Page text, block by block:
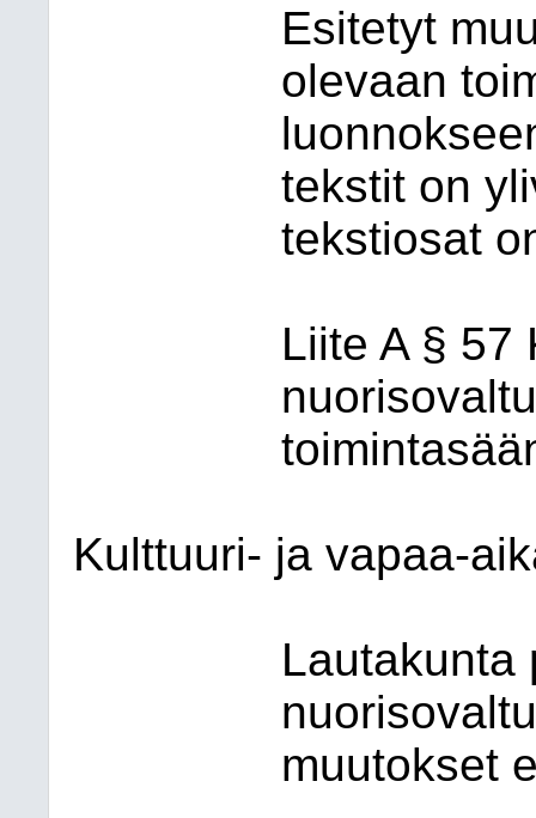
Esitetyt
olevaan
tekstit on
tekstiosat
Liite A § 57
Kulttuuri- ja vapaa-
Lautakunta
muutokset